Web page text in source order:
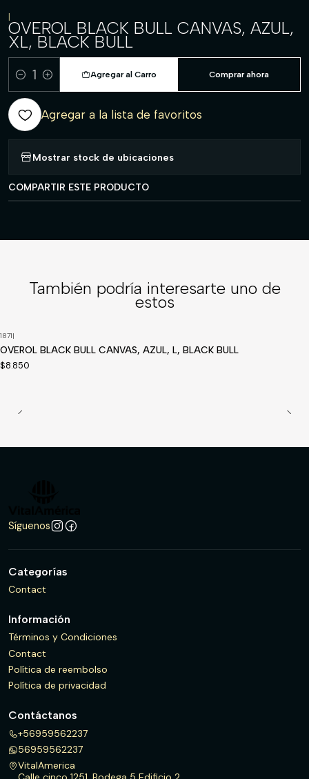
|
OVEROL BLACK BULL CANVAS, AZUL,
XL, BLACK BULL
Cantidad
Agregar al Carro Comprar ahora
Agregar a la lista de favoritos
Mostrar stock de ubicaciones
COMPARTIR ESTE PRODUCTO
También podría interesarte uno de
estos
1871|
OVEROL BLACK BULL CANVAS, AZUL, L, BLACK BULL
$8.850
Síguenos
Categorías
Contact
Información
Términos y Condiciones
Contact
Política de reembolso
Política de privacidad
Contáctanos
+56959562237
56959562237
VitalAmerica